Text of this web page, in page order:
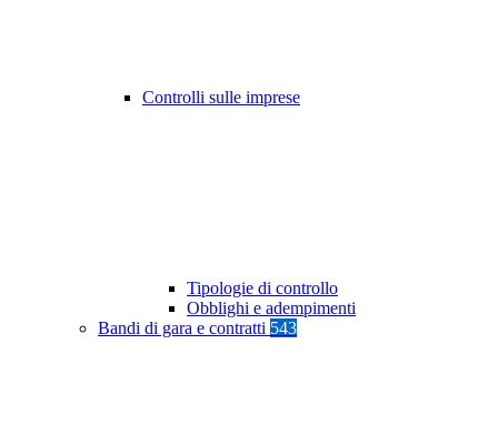
Controlli sulle imprese
Tipologie di controllo
Obblighi e adempimenti
Bandi di gara e contratti 543